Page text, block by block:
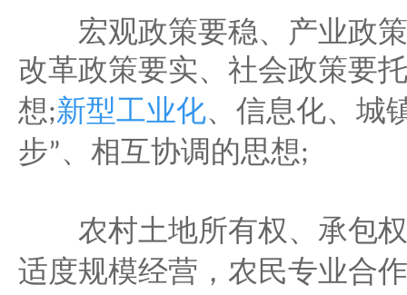
宏观政策要稳、产业政策
改革政策要实、社会政策要
想;新型工业化、信息化、城
步”、相互协调的思想;
农村土地所有权、承包权
适度规模经营，农民专业合